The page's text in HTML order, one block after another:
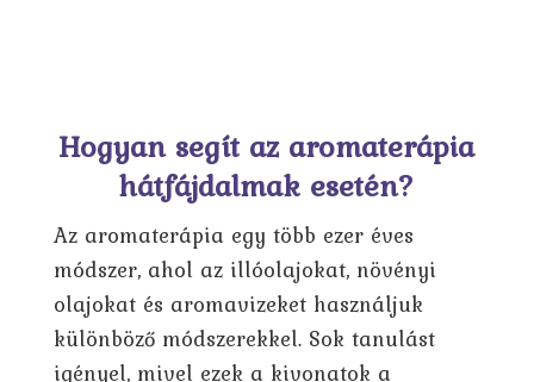
Hogyan segít az aromaterápia
hátfájdalmak esetén?
Az aromaterápia egy több ezer éves
módszer, ahol az illóolajokat, növényi
olajokat és aromavizeket használjuk
különböző módszerekkel. Sok tanulást
igényel, mivel ezek a kivonatok a